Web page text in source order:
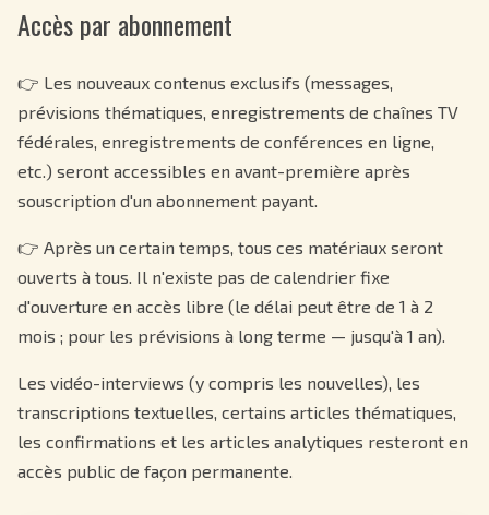
Accès par abonnement
👉 Les nouveaux contenus exclusifs (messages,
prévisions thématiques, enregistrements de chaînes TV
fédérales, enregistrements de conférences en ligne,
etc.) seront accessibles en avant-première après
souscription d'un abonnement payant.
👉 Après un certain temps, tous ces matériaux seront
ouverts à tous. Il n'existe pas de calendrier fixe
d'ouverture en accès libre (le délai peut être de 1 à 2
mois ; pour les prévisions à long terme — jusqu'à 1 an).
Les vidéo-interviews (y compris les nouvelles), les
transcriptions textuelles, certains articles thématiques,
les confirmations et les articles analytiques resteront en
accès public de façon permanente.